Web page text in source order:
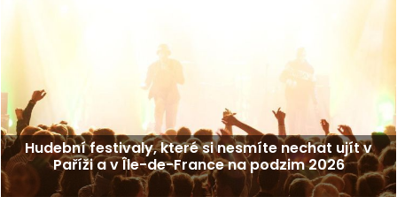
Hudební festivaly, které si nesmíte nechat ujít v
Paříži a v Île-de-France na podzim 2026